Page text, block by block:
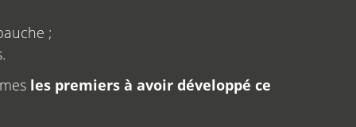
;
les premiers à avoir développé ce